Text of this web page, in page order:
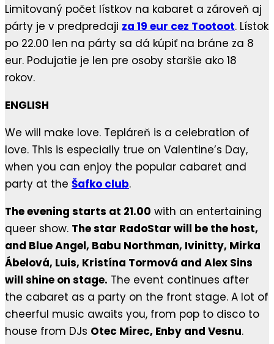
Limitovaný počet lístkov na kabaret a zároveň aj
párty je v predpredaji za 19 eur cez Tootoot. Lístok
po 22.00 len na párty sa dá kúpiť na bráne za 8
eur. Podujatie je len pre osoby staršie ako 18
rokov.
ENGLISH
We will make love. Tepláreň is a celebration of
love. This is especially true on Valentine’s Day,
when you can enjoy the popular cabaret and
party at the Šafko club.
The evening starts at 21.00 with an entertaining
queer show. The star RadoStar will be the host,
and Blue Angel, Babu Northman, Ivinitty, Mirka
Ábelová, Luis, Kristína Tormová and Alex Sins
will shine on stage. The event continues after
the cabaret as a party on the front stage. A lot of
cheerful music awaits you, from pop to disco to
house from DJs Otec Mirec, Enby and Vesnu.